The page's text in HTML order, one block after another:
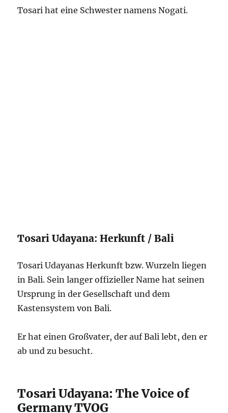
Tosari hat eine Schwester namens Nogati.
Tosari Udayana: Herkunft / Bali
Tosari Udayanas Herkunft bzw. Wurzeln liegen
in Bali. Sein langer offizieller Name hat seinen
Ursprung in der Gesellschaft und dem
Kastensystem von Bali.
Er hat einen Großvater, der auf Bali lebt, den er
ab und zu besucht.
Tosari Udayana: The Voice of
Germany TVOG